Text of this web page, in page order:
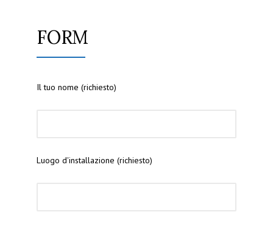
FORM
Il tuo nome (richiesto)
Luogo d'installazione (richiesto)